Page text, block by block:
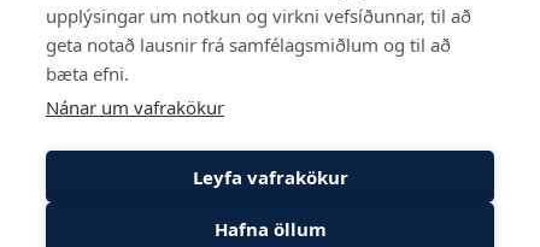
upplýsingar um notkun og virkni vefsíðunnar, til að
geta notað lausnir frá samfélagsmiðlum og til að
bæta efni.
Nánar um vafrakökur
Leyfa vafrakökur
Hafna öllum
Reykjavík
Suðurlandsbraut 24, 108 Reykjavík